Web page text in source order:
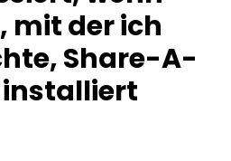
mit der ich
Share-A-